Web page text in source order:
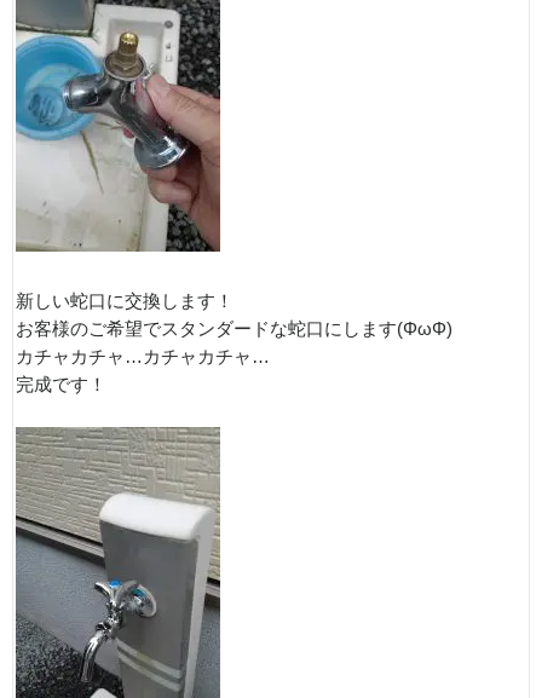
新しい蛇口に交換します！
お客様のご希望でスタンダードな蛇口にします(ΦωΦ)
カチャカチャ…カチャカチャ…
完成です！